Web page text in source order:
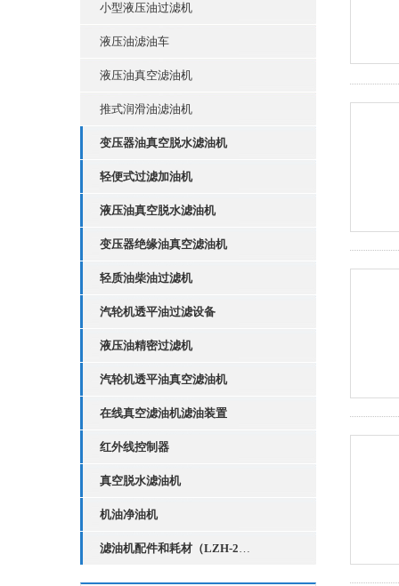
小型液压油过滤机
液压油滤油车
液压油真空滤油机
推式润滑油滤油机
变压器油真空脱水滤油机
轻便式过滤加油机
液压油真空脱水滤油机
变压器绝缘油真空滤油机
轻质油柴油过滤机
汽轮机透平油过滤设备
液压油精密过滤机
汽轮机透平油真空滤油机
在线真空滤油机滤油装置
红外线控制器
真空脱水滤油机
机油净油机
滤油机配件和耗材（LZH-2红外线液位控制器）